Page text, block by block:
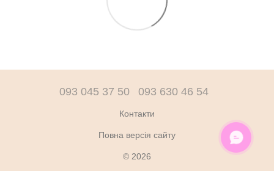
093 045 37 50 093 630 46 54
Контакти
Повна версія сайту
© 2026
ОНЛАЙН ЧАТ